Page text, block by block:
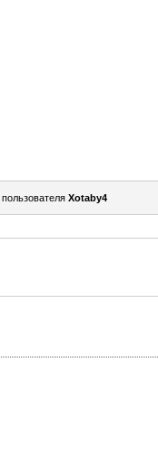
пользователя Xotaby4